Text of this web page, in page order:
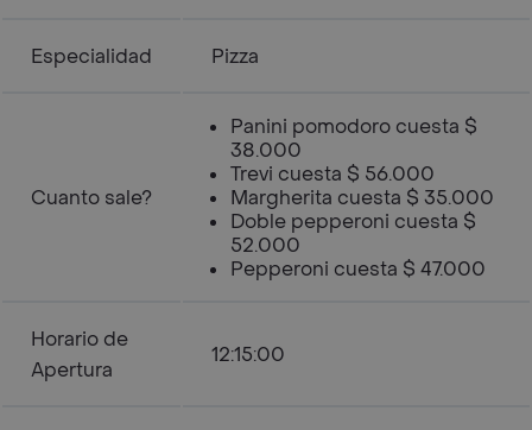
Especialidad Pizza
Cuanto sale?
Panini pomodoro cuesta $
38.000
Trevi cuesta $ 56.000
Margherita cuesta $ 35.000
Doble pepperoni cuesta $
52.000
Pepperoni cuesta $ 47.000
Horario de
Apertura
12:15:00